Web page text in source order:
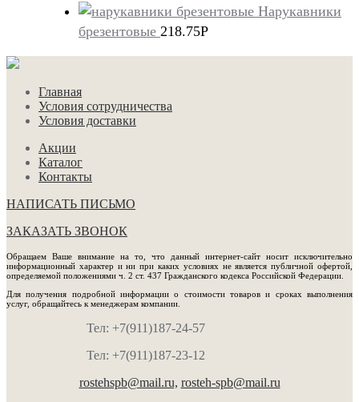
Нарукавники
брезентовые 218.75Р
Главная
Условия сотрудничества
Условия доставки
Акции
Каталог
Контакты
НАПИСАТЬ ПИСЬМО
ЗАКАЗАТЬ ЗВОНОК
Обращаем Ваше внимание на то, что данный интернет-сайт носит исключительно
информационный характер и ни при каких условиях не является публичной офертой,
определяемой положениями ч. 2 ст. 437 Гражданского кодекса Российской Федерации.
Для получения подробной информации о стоимости товаров и сроках выполнения
услуг, обращайтесь к менеджерам компании.
Тел: +7(911)187-24-57
Тел: +7(911)187-23-12
rostehspb@mail.ru, rosteh-spb@mail.ru